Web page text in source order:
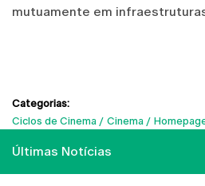
mutuamente em
Categorias:
Ciclos de Cinema
Cinema
Últimas Notícias